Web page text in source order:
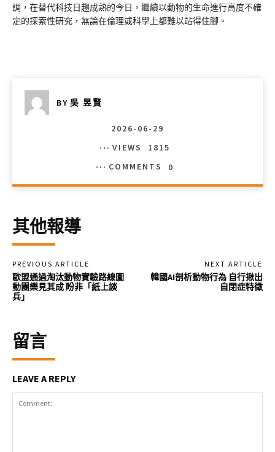
調，在替代科技日趨成熟的今日，繼續以動物的生命進行高度不確
定的探索性研究，無論在倫理或科學上都難以站得住腳。
BY 吳 昱賢
2026-06-29
VIEWS
1815
COMMENTS
0
其他報導
PREVIOUS ARTICLE
歐盟通過淘汰動物實驗路線圖
動團樂見其成 盼非「紙上談
兵」
NEXT ARTICLE
韓國AI剖析動物行為 自行揪出
自閉症特徵
留言
LEAVE A REPLY